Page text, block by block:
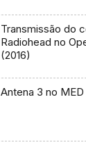
Transmissão do
Radiohead no
(2016)
Antena 3 no MED